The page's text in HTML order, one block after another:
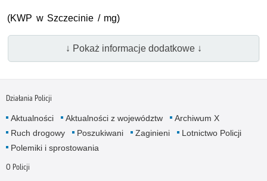
(KWP w Szczecinie / mg)
↓ Pokaż informacje dodatkowe ↓
Działania Policji
Aktualności Aktualności z województw
Archiwum X
Ruch drogowy
Poszukiwani Zaginieni
Lotnictwo Policji
Polemiki i sprostowania
O Policji